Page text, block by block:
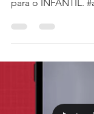
para o INFANTIL.